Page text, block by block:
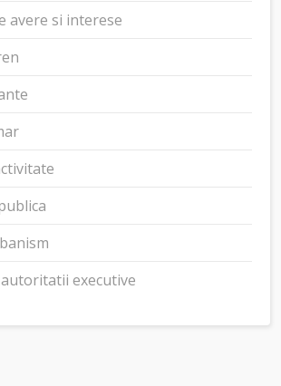
avere si interese
executive